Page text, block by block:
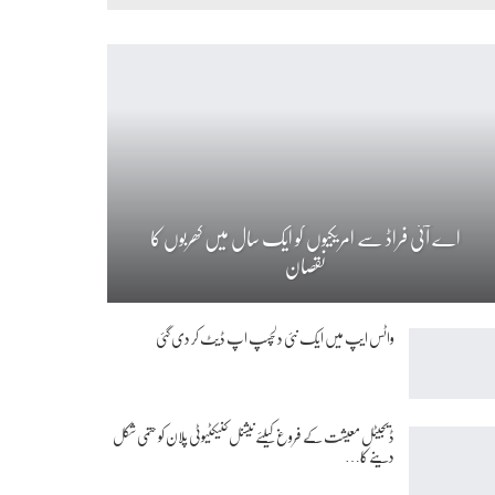
اے آئی فراڈ سے امریکیوں کو ایک سال میں کھربوں کا
نقصان
واٹس ایپ میں ایک نئی دلچسپ اپ ڈیٹ کر دی گئی
ڈیجیٹل معیشت کے فروغ کیلئے نیشنل کنیکٹیوٹی پلان کو حتمی شکل
دینے کا…